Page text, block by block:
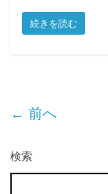
続きを読む
← 前へ
検索